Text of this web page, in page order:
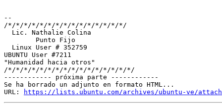
--
/*/*/*/*/*/*/*/*/*/*/*/*/*/*/*/
  Lic. Nathalie Colina
        Punto Fijo
  Linux User # 352759
UBUNTU User #7211
"Humanidad hacia otros"
/*/*/*/*/*/*/*/*/*/*/*/*/*/*/*/*/
------------ próxima parte ------------
Se ha borrado un adjunto en formato HTML...
URL:
https://lists.ubuntu.com/archives/ubuntu-ve/